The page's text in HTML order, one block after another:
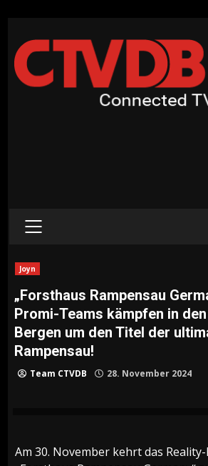
content
PRIMARY
Joyn
„Forsthaus Rampensau
Promi-Teams kämpfen in
Bergen um den Titel der
Rampensau!
Team CTVDB 28. November 2024
Am 30. November kehrt das